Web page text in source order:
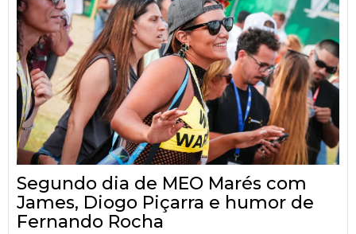
Segundo dia de MEO Marés com
James, Diogo Piçarra e humor de
Fernando Rocha